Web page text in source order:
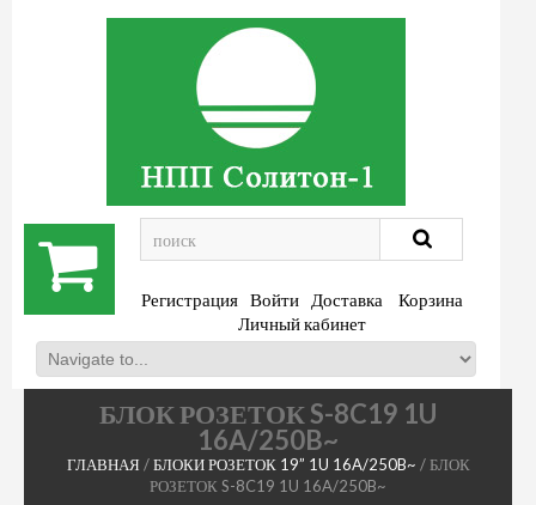
Регистрация Войти Доставка
Корзина
Личный кабинет
БЛОК РОЗЕТОК S-8C19 1U
16A/250B~
ГЛАВНАЯ /БЛОКИ РОЗЕТОК 19” 1U 16A/250B~ / БЛОК
РОЗЕТОК S-8C19 1U 16A/250B~